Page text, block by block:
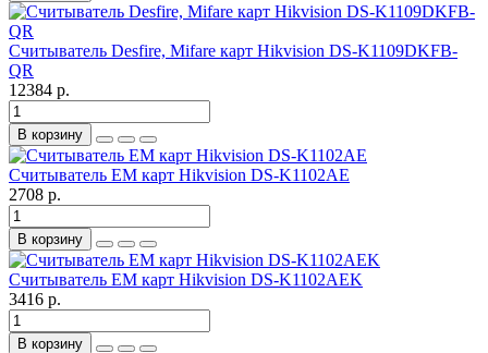
Считыватель Desfire, Mifare карт Hikvision DS-K1109DKFB-
QR
12384 р.
В корзину
Считыватель EM карт Hikvision DS-K1102AE
2708 р.
В корзину
Считыватель EM карт Hikvision DS-K1102AEK
3416 р.
В корзину